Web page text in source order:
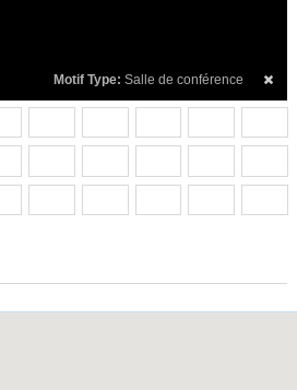
Motif Type: Salle de conférence